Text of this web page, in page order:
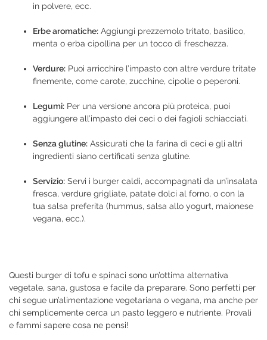
in polvere, ecc.
Erbe aromatiche: Aggiungi prezzemolo tritato, basilico,
menta o erba cipollina per un tocco di freschezza.
Verdure: Puoi arricchire l’impasto con altre verdure tritate
finemente, come carote, zucchine, cipolle o peperoni.
Legumi: Per una versione ancora più proteica, puoi
aggiungere all’impasto dei ceci o dei fagioli schiacciati.
Senza glutine: Assicurati che la farina di ceci e gli altri
ingredienti siano certificati senza glutine.
Servizio: Servi i burger caldi, accompagnati da un’insalata
fresca, verdure grigliate, patate dolci al forno, o con la
tua salsa preferita (hummus, salsa allo yogurt, maionese
vegana, ecc.).
Questi burger di tofu e spinaci sono un’ottima alternativa
vegetale, sana, gustosa e facile da preparare. Sono perfetti per
chi segue un’alimentazione vegetariana o vegana, ma anche per
chi semplicemente cerca un pasto leggero e nutriente. Provali
e fammi sapere cosa ne pensi!